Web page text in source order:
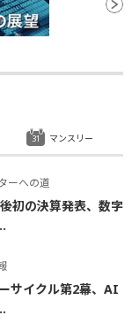
ーへの道
初の決算発表、数字
サイクル第2幕、AI
マンスリー